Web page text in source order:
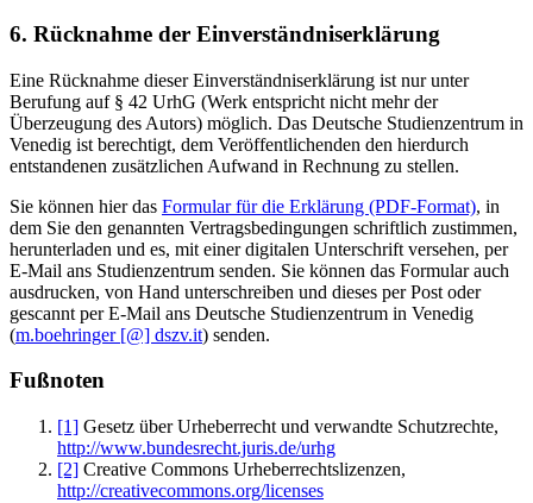
6. Rücknahme der Einverständniserklärung
Eine Rücknahme dieser Einverständniserklärung ist nur unter
Berufung auf § 42 UrhG (Werk entspricht nicht mehr der
Überzeugung des Autors) möglich. Das Deutsche Studienzentrum in
Venedig ist berechtigt, dem Veröffentlichenden den hierdurch
entstandenen zusätzlichen Aufwand in Rechnung zu stellen.
Sie können hier das Formular für die Erklärung (PDF-Format), in
dem Sie den genannten Vertragsbedingungen schriftlich zustimmen,
herunterladen und es, mit einer digitalen Unterschrift versehen, per
E-Mail ans Studienzentrum senden. Sie können das Formular auch
ausdrucken, von Hand unterschreiben und dieses per Post oder
gescannt per E-Mail ans Deutsche Studienzentrum in Venedig
(m.boehringer [@] dszv.it) senden.
Fußnoten
[1] Gesetz über Urheberrecht und verwandte Schutzrechte,
http://www.bundesrecht.juris.de/urhg
[2] Creative Commons Urheberrechtslizenzen,
http://creativecommons.org/licenses